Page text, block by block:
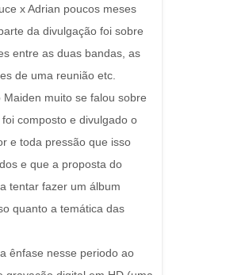
x Adrian poucos meses
da divulgação foi sobre
entre as duas bandas, as
de uma reunião etc.
Maiden muito se falou sobre
composto e divulgado o
e toda pressão que isso
e que a proposta do
tentar fazer um álbum
quanto a temática das
ênfase nesse periodo ao